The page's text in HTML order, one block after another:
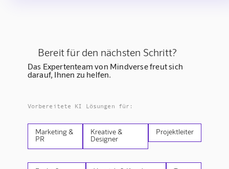
Bereit für den nächsten Schritt?
Das Expertenteam von Mindverse freut sich
darauf, Ihnen zu helfen.
Vorbereitete KI Lösungen für:
Marketing &
PR
Kreative &
Designer
Projektleiter